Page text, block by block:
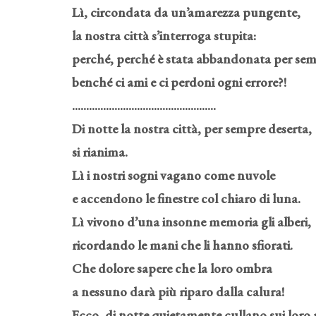
Lì, circondata da un’amarezza pungente,
la nostra città s’interroga stupita:
perché, perché è stata abbandonata per
benché ci ami e ci perdoni ogni errore?!
...................................................
Di notte la nostra città, per sempre deserta,
si rianima.
Lì i nostri sogni vagano come nuvole
e accendono le finestre col chiaro di luna.
Lì vivono d’una insonne memoria gli alberi,
ricordando le mani che li hanno sfiorati.
Che dolore sapere che la loro ombra
a nessuno darà più riparo dalla calura!